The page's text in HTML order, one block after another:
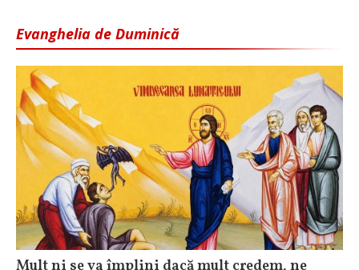
Evanghelia de Duminică